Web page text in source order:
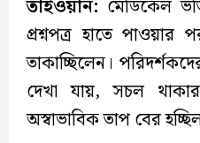
তাইওয়ান: মেডিকেল
প্রশ্নপত্র হাতে পাওয়ার
তাকাচ্ছিলেন।
দেখা যায়, সচল
অস্বাভাবিক তাপ বের